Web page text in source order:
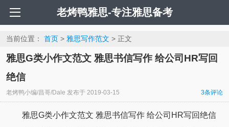
老烤鸭雅思-专注雅思备考
当前位置： 首页> 雅思写作范文 > 正文
雅思G类小作文范文 雅思书信写作 给公司HR写回
绝信
老烤鸭小编/昌哥/Dale 发布于 2019-03-15 3条评论
雅思G类小作文范文 雅思书信写作 给公司HR写回绝信